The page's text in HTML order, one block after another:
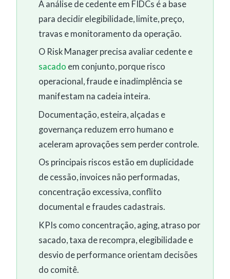
A análise de cedente em FIDCs é a base
para decidir elegibilidade, limite, preço,
travas e monitoramento da operação.
O Risk Manager precisa avaliar cedente e
sacado em conjunto, porque risco
operacional, fraude e inadimplência se
manifestam na cadeia inteira.
Documentação, esteira, alçadas e
governança reduzem erro humano e
aceleram aprovações sem perder controle.
Os principais riscos estão em duplicidade
de cessão, invoices não performadas,
concentração excessiva, conflito
documental e fraudes cadastrais.
KPIs como concentração, aging, atraso por
sacado, taxa de recompra, elegibilidade e
desvio de performance orientam decisões
do comitê.